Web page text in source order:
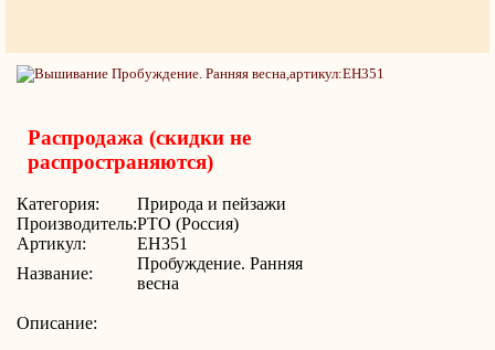
Распродажа (скидки не
распространяются)
Категория:
Природа и пейзажи
Производитель:РТО (Россия)
Артикул:
EH351
Название:
Пробуждение. Ранняя
весна
Описание: